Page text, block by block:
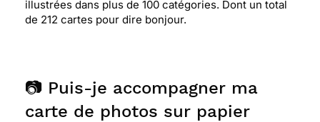
illustrées dans plus de 100 catégories. Dont un total
de 212 cartes pour dire bonjour.
📷 Puis-je accompagner ma
carte de photos sur papier